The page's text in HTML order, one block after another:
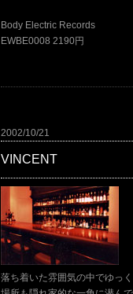
Body Electric Records
EWBE0008 2190円
2002/10/21
VINCENT
落ち着いた雰囲気の中でゆっ